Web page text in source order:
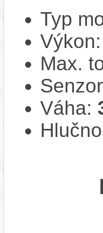
Typ
Výkon:
Max.
Váha: